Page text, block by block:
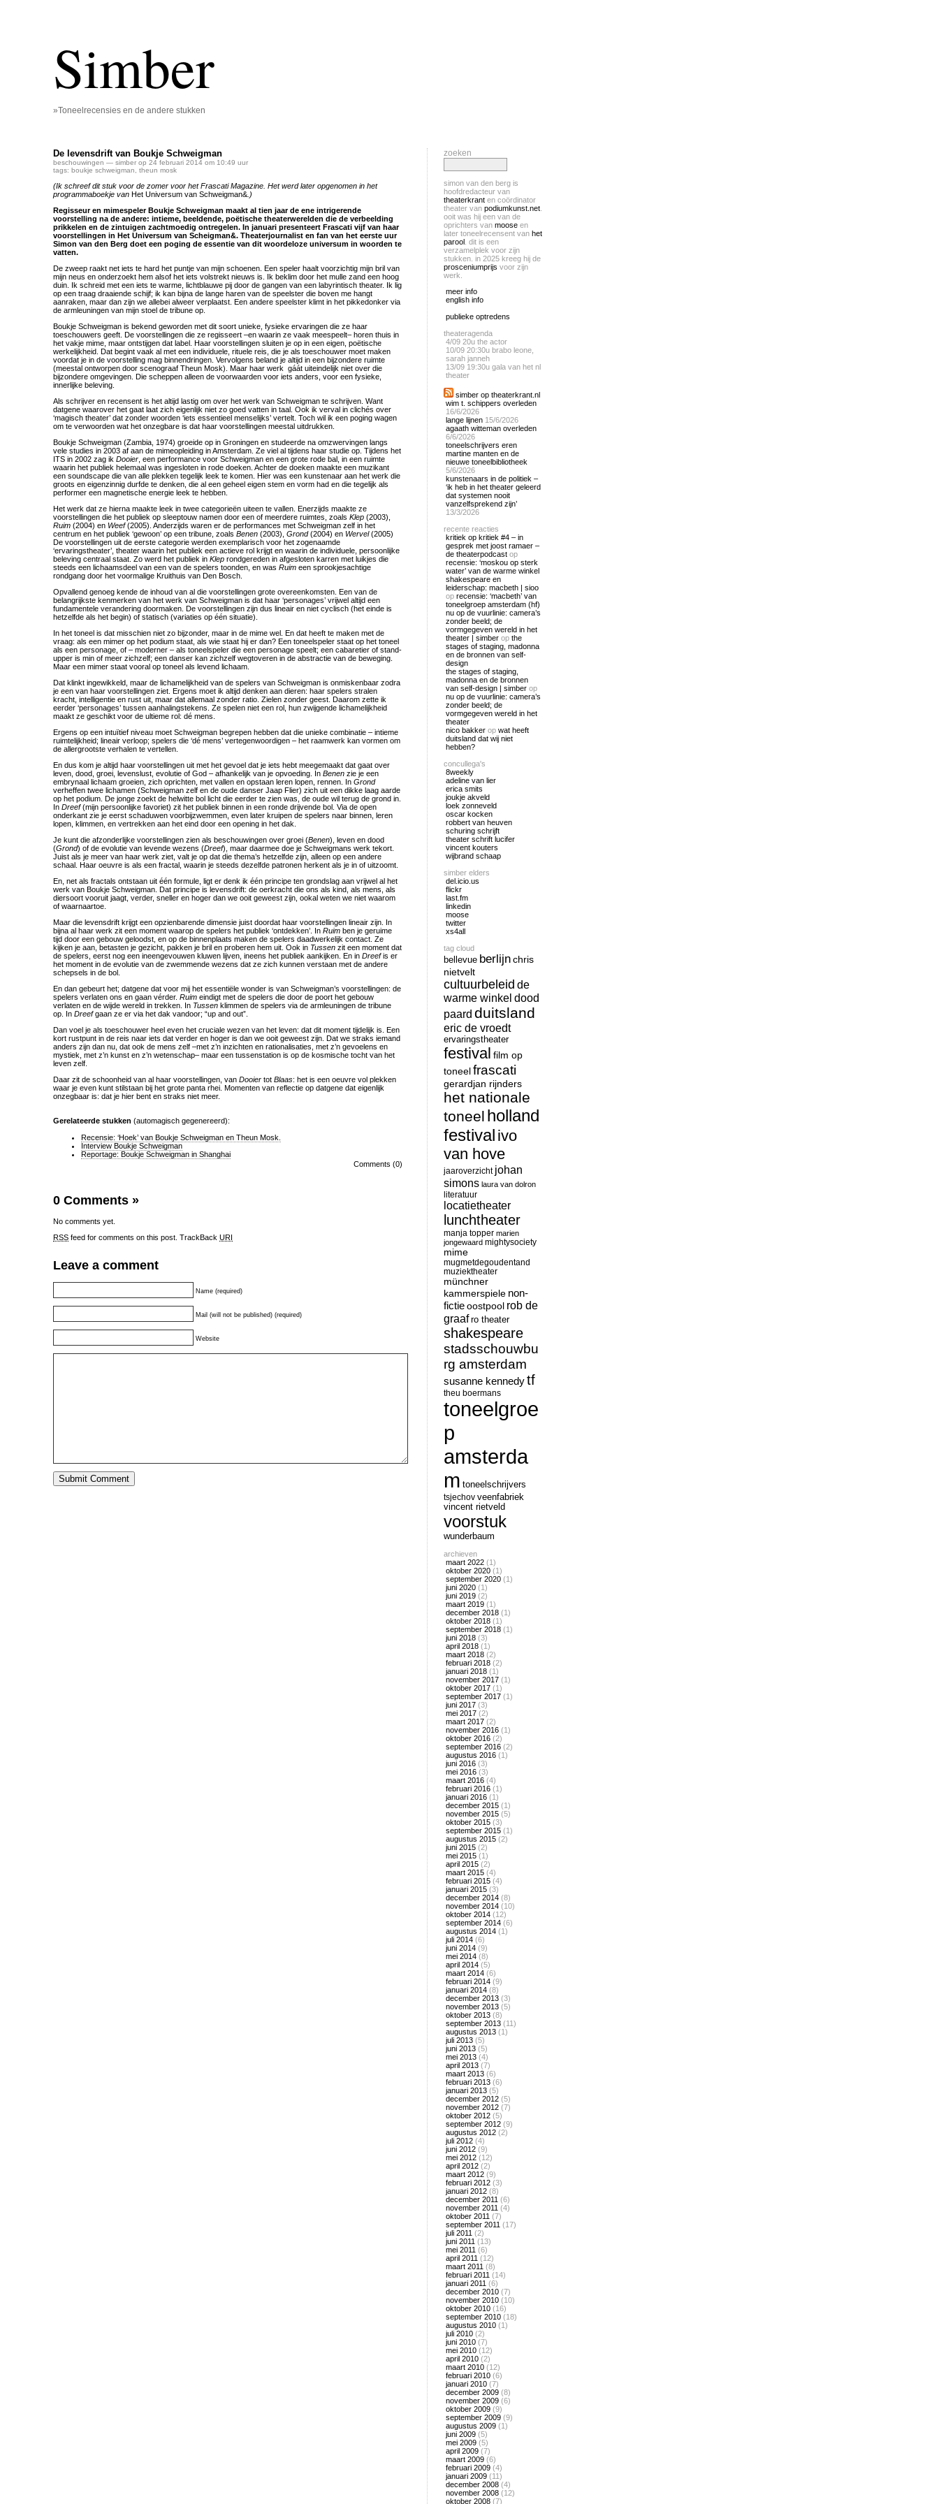
Simber
»Toneelrecensies en de andere stukken
De levensdrift van Boukje Schweigman
beschouwingen — simber op 24 februari 2014 om 10:49 uur
tags: boukje schweigman theun mosk
(Ik schreef dit stuk voor de zomer voor het Frascati Magazine. Het werd later opgenomen in het
programmaboekje van Het Universum van Schweigman& .)
Regisseur en mimespeler Boukje Schweigman maakt al tien jaar de ene intrigerende
voorstelling na de andere: intieme, beeldende, poëtische theaterwerelden die de verbeelding
prikkelen en de zintuigen zachtmoedig ontregelen. In januari presenteert Frascati vijf van haar
voorstellingen in Het Universum van Scheigman&. Theaterjournalist en fan van het eerste uur
Simon van den Berg doet een poging de essentie van dit woordeloze universum in woorden te
vatten.
De zweep raakt net iets te hard het puntje van mijn schoenen. Een speler haalt voorzichtig mijn bril van
mijn neus en onderzoekt hem alsof het iets volstrekt nieuws is. Ik beklim door het mulle zand een hoog
duin. Ik schreid met een iets te warme, lichtblauwe pij door de gangen van een labyrintisch theater. Ik lig
op een traag draaiende schijf; ik kan bijna de lange haren van de speelster die boven me hangt
aanraken, maar dan zijn we allebei alweer verplaatst. Een andere speelster klimt in het pikkedonker via
de armleuningen van mijn stoel de tribune op.
Boukje Schweigman is bekend geworden met dit soort unieke, fysieke ervaringen die ze haar
toeschouwers geeft. De voorstellingen die ze regisseert –en waarin ze vaak meespeelt– horen thuis in
het vakje mime, maar ontstijgen dat label. Haar voorstellingen sluiten je op in een eigen, poëtische
werkelijkheid. Dat begint vaak al met een individuele, rituele reis, die je als toeschouwer moet maken
voordat je in de voorstelling mag binnendringen. Vervolgens beland je altijd in een bijzondere ruimte
(meestal ontworpen door scenograaf Theun Mosk). Maar haar werk gáát uiteindelijk niet over die
bijzondere omgevingen. Die scheppen alleen de voorwaarden voor iets anders, voor een fysieke,
innerlijke beleving.
Als schrijver en recensent is het altijd lastig om over het werk van Schweigman te schrijven. Want
datgene waarover het gaat laat zich eigenlijk niet zo goed vatten in taal. Ook ik verval in clichés over
‘magisch theater’ dat zonder woorden ‘iets essentieel menselijks’ vertelt. Toch wil ik een poging wagen
om te verwoorden wat het onzegbare is dat haar voorstellingen meestal uitdrukken.
Boukje Schweigman (Zambia, 1974) groeide op in Groningen en studeerde na omzwervingen langs
vele studies in 2003 af aan de mimeopleiding in Amsterdam. Ze viel al tijdens haar studie op. Tijdens het
ITS in 2002 zag ik Dooier , een performance voor Schweigman en een grote rode bal, in een ruimte
waarin het publiek helemaal was ingesloten in rode doeken. Achter de doeken maakte een muzikant
een soundscape die van alle plekken tegelijk leek te komen. Hier was een kunstenaar aan het werk die
groots en eigenzinnig durfde te denken, die al een geheel eigen stem en vorm had en die tegelijk als
performer een magnetische energie leek te hebben.
Het werk dat ze hierna maakte leek in twee categorieën uiteen te vallen. Enerzijds maakte ze
voorstellingen die het publiek op sleeptouw namen door een of meerdere ruimtes, zoals Klep (2003),
Ruim (2004) en Weef(2005). Anderzijds waren er de performances met Schweigman zelf in het
centrum en het publiek ‘gewoon’ op een tribune, zoals Benen (2003), Grond(2004) en Wervel(2005)
De voorstellingen uit de eerste categorie werden exemplarisch voor het zogenaamde
‘ervaringstheater’, theater waarin het publiek een actieve rol krijgt en waarin de individuele, persoonlijke
beleving centraal staat. Zo werd het publiek in Klep rondgereden in afgesloten karren met luikjes die
steeds een lichaamsdeel van een van de spelers toonden, en was Ruim een sprookjesachtige
rondgang door het voormalige Kruithuis van Den Bosch.
Opvallend genoeg kende de inhoud van al die voorstellingen grote overeenkomsten. Een van de
belangrijkste kenmerken van het werk van Schweigman is dat haar ‘personages’ vrijwel altijd een
fundamentele verandering doormaken. De voorstellingen zijn dus lineair en niet cyclisch (het einde is
hetzelfde als het begin) of statisch (variaties op één situatie).
In het toneel is dat misschien niet zo bijzonder, maar in de mime wel. En dat heeft te maken met de
vraag: als een mimer op het podium staat, als wie staat hij er dan? Een toneelspeler staat op het toneel
als een personage, of – moderner – als toneelspeler die een personage speelt; een cabaretier of stand-
upper is min of meer zichzelf; een danser kan zichzelf wegtoveren in de abstractie van de beweging.
Maar een mimer staat vooral op toneel als levend lichaam.
Dat klinkt ingewikkeld, maar de lichamelijkheid van de spelers van Schweigman is onmiskenbaar zodra
je een van haar voorstellingen ziet. Ergens moet ik altijd denken aan dieren: haar spelers stralen
kracht, intelligentie en rust uit, maar dat allemaal zonder ratio. Zielen zonder geest. Daarom zette ik
eerder ‘personages’ tussen aanhalingstekens. Ze spelen niet een rol, hun zwijgende lichamelijkheid
maakt ze geschikt voor de ultieme rol: dé mens.
Ergens op een intuïtief niveau moet Schweigman begrepen hebben dat die unieke combinatie – intieme
ruimtelijkheid; lineair verloop; spelers die ‘dé mens’ vertegenwoordigen – het raamwerk kan vormen om
de allergrootste verhalen te vertellen.
En dus kom je altijd haar voorstellingen uit met het gevoel dat je iets hebt meegemaakt dat gaat over
leven, dood, groei, levenslust, evolutie of God – afhankelijk van je opvoeding. In Benen zie je een
embrynaal lichaam groeien, zich oprichten, met vallen en opstaan leren lopen, rennen. In Grond
verheffen twee lichamen (Schweigman zelf en de oude danser Jaap Flier) zich uit een dikke laag aarde
op het podium. De jonge zoekt de helwitte bol licht die eerder te zien was, de oude wil terug de grond in.
In Dreef(mijn persoonlijke favoriet) zit het publiek binnen in een ronde drijvende bol. Via de open
onderkant zie je eerst schaduwen voorbijzwemmen, even later kruipen de spelers naar binnen, leren
lopen, klimmen, en vertrekken aan het eind door een opening in het dak.
Je kunt die afzonderlijke voorstellingen zien als beschouwingen over groei (Benen), leven en dood
(Grond) of de evolutie van levende wezens (Dreef), maar daarmee doe je Schweigmans werk tekort.
Juist als je meer van haar werk ziet, valt je op dat die thema’s hetzelfde zijn, alleen op een andere
schaal. Haar oeuvre is als een fractal, waarin je steeds dezelfde patronen herkent als je in of uitzoomt.
En, net als fractals ontstaan uit één formule, ligt er denk ik één principe ten grondslag aan vrijwel al het
werk van Boukje Schweigman. Dat principe is levensdrift: de oerkracht die ons als kind, als mens, als
diersoort vooruit jaagt, verder, sneller en hoger dan we ooit geweest zijn, ookal weten we niet waarom
of waarnaartoe.
Maar die levensdrift krijgt een opzienbarende dimensie juist doordat haar voorstellingen lineair zijn. In
bijna al haar werk zit een moment waarop de spelers het publiek ‘ontdekken’. In Ruim ben je geruime
tijd door een gebouw geloodst, en op de binnenplaats maken de spelers daadwerkelijk contact. Ze
kijken je aan, betasten je gezicht, pakken je bril en proberen hem uit. Ook in Tussen zit een moment dat
de spelers, eerst nog een ineengevouwen kluwen lijven, ineens het publiek aankijken. En in Dreefis er
het moment in de evolutie van de zwemmende wezens dat ze zich kunnen verstaan met de andere
schepsels in de bol.
En dan gebeurt het; datgene dat voor mij het essentiële wonder is van Schweigman’s voorstellingen: de
spelers verlaten ons en gaan vérder. Ruim eindigt met de spelers die door de poort het gebouw
verlaten en de wijde wereld in trekken. In Tussen klimmen de spelers via de armleuningen de tribune
op. In Dreefgaan ze er via het dak vandoor; “up and out”.
Dan voel je als toeschouwer heel even het cruciale wezen van het leven: dat dit moment tijdelijk is. Een
kort rustpunt in de reis naar iets dat verder en hoger is dan we ooit geweest zijn. Dat we straks iemand
anders zijn dan nu, dat ook de mens zelf –met z’n inzichten en rationalisaties, met z’n gevoelens en
mystiek, met z’n kunst en z’n wetenschap– maar een tussenstation is op de kosmische tocht van het
leven zelf.
Daar zit de schoonheid van al haar voorstellingen, van Dooier tot Blaas: het is een oeuvre vol plekken
waar je even kunt stilstaan bij het grote panta rhei. Momenten van reflectie op datgene dat eigenlijk
onzegbaar is: dat je hier bent en straks niet meer.
Gerelateerde stukken (automagisch gegenereerd):
Recensie: ‘Hoek’ van Boukje Schweigman en Theun Mosk.
Interview Boukje Schweigman
Reportage: Boukje Schweigman in Shanghai
Comments (0)
0 Comments »
No comments yet.
RSS feed for comments on this post. TrackBack URI
Leave a comment
Name (required)
Mail (will not be published) (required)
Website
zoeken
simon van den berg is
hoofdredacteur van
theaterkrant en coördinator
theater van podiumkunst.net
ooit was hij een van de
oprichters van moose en
later toneelrecensent van het
parool . dit is een
verzamelplek voor zijn
stukken. in 2025 kreeg hij de
prosceniumprijs voor zijn
werk.
meer info
english info
publieke optredens
theateragenda
4/09 20u the actor
10/09 20:30u brabo leone,
sarah janneh
13/09 19:30u gala van het nl
theater
simber op theaterkrant.nl
wim t. schippers overleden
16/6/2026
lange lijnen 15/6/2026
agaath witteman overleden
6/6/2026
toneelschrijvers eren
martine manten en de
nieuwe toneelbibliotheek
5/6/2026
kunstenaars in de politiek –
‘ik heb in het theater geleerd
dat systemen nooit
vanzelfsprekend zijn’
13/3/2026
recente reacties
kritiek op kritiek #4 – in
gesprek met joost ramaer –
de theaterpodcast op
recensie: ‘moskou op sterk
water’ van de warme winkel
shakespeare en
leiderschap: macbeth | sioo
op recensie: ‘macbeth’ van
toneelgroep amsterdam (hf)
nu op de vuurlinie: camera’s
zonder beeld; de
vormgegeven wereld in het
theater | simber op the
stages of staging, madonna
en de bronnen van self-
design
the stages of staging,
madonna en de bronnen
van self-design | simber op
nu op de vuurlinie: camera’s
zonder beeld; de
vormgegeven wereld in het
theater
nico bakker op wat heeft
duitsland dat wij niet
hebben?
concullega's
8weekly
adeline van lier
erica smits
joukje akveld
loek zonneveld
oscar kocken
robbert van heuven
schuring schrijft
theater schrift lucifer
vincent kouters
wijbrand schaap
simber elders
del.icio.us
flickr
last.fm
linkedin
moose
twitter
xs4all
tag cloud
bellevue berlijnchris
nietvelt
cultuurbeleid de
warme winkel dood
paard duitsland
eric de vroedt
ervaringstheater
festival film op
toneelfrascati
gerardjan rijnders
het nationale
toneel holland
festival ivo
van hove
jaaroverzicht johan
simons laura van dolron
literatuur
locatietheater
lunchtheater
manja topper marien
jongewaard mightysociety
mime
mugmetdegoudentand
muziektheater
münchner
kammerspiele non-
fictieoostpool rob de
graaf ro theater
shakespeare
stadsschouwbu
rg amsterdam
susanne kennedytf
theu boermans
toneelgroe
p
amsterda
m toneelschrijvers
tsjechov veenfabriek
vincent rietveld
voorstuk
wunderbaum
archieven
maart 2022 (1)
oktober 2020 (1)
september 2020 (1)
juni 2020 (1)
juni 2019 (2)
maart 2019 (1)
december 2018 (1)
oktober 2018 (1)
september 2018 (1)
juni 2018 (3)
april 2018 (1)
maart 2018 (2)
februari 2018 (2)
januari 2018 (1)
november 2017 (1)
oktober 2017 (1)
september 2017 (1)
juni 2017 (3)
mei 2017 (2)
maart 2017 (2)
november 2016 (1)
oktober 2016 (2)
september 2016 (2)
augustus 2016 (1)
juni 2016 (3)
mei 2016 (3)
maart 2016 (4)
februari 2016 (1)
januari 2016 (1)
december 2015 (1)
november 2015 (5)
oktober 2015 (3)
september 2015 (1)
augustus 2015 (2)
juni 2015 (2)
mei 2015 (1)
april 2015 (2)
maart 2015 (4)
februari 2015 (4)
januari 2015 (3)
december 2014 (8)
november 2014 (10)
oktober 2014 (12)
september 2014 (6)
augustus 2014 (1)
juli 2014 (6)
juni 2014 (9)
mei 2014 (8)
april 2014 (5)
maart 2014 (6)
februari 2014 (9)
januari 2014 (8)
december 2013 (3)
november 2013 (5)
oktober 2013 (8)
september 2013 (11)
augustus 2013 (1)
juli 2013 (5)
juni 2013 (5)
mei 2013 (4)
april 2013 (7)
maart 2013 (6)
februari 2013 (6)
januari 2013 (5)
december 2012 (5)
november 2012 (7)
oktober 2012 (5)
september 2012 (9)
augustus 2012 (2)
juli 2012 (4)
juni 2012 (9)
mei 2012 (12)
april 2012 (2)
maart 2012 (9)
februari 2012 (3)
januari 2012 (8)
december 2011 (6)
november 2011 (4)
oktober 2011 (7)
september 2011 (17)
juli 2011 (2)
juni 2011 (13)
mei 2011 (6)
april 2011 (12)
maart 2011 (8)
februari 2011 (14)
januari 2011 (6)
december 2010 (7)
november 2010 (10)
oktober 2010 (16)
september 2010 (18)
augustus 2010 (1)
juli 2010 (2)
juni 2010 (7)
mei 2010 (12)
april 2010 (2)
maart 2010 (12)
februari 2010 (6)
januari 2010 (7)
december 2009 (8)
november 2009 (6)
oktober 2009 (9)
september 2009 (9)
augustus 2009 (1)
juni 2009 (5)
mei 2009 (5)
april 2009 (7)
maart 2009 (6)
februari 2009 (4)
januari 2009 (11)
december 2008 (4)
november 2008 (12)
oktober 2008 (7)